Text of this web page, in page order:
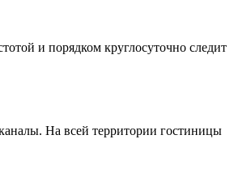
и порядком круглосуточно следит
На всей территории гостиницы